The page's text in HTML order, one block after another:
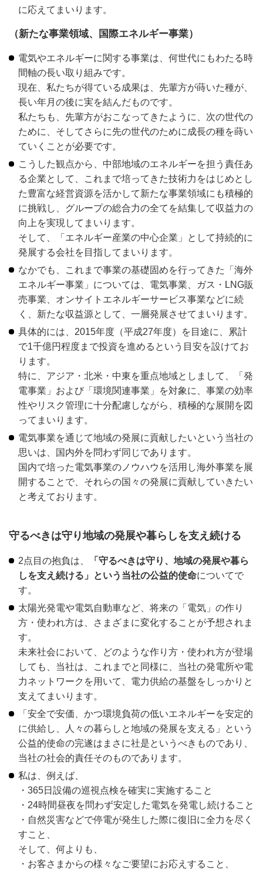
に応えてまいります。
（新たな事業領域、国際エネルギー事業）
電気やエネルギーに関する事業は、何世代にもわたる時
間軸の長い取り組みです。
現在、私たちが得ている成果は、先輩方が蒔いた種が、
長い年月の後に実を結んだものです。
私たちも、先輩方がおこなってきたように、次の世代の
ために、そしてさらに先の世代のために成長の種を蒔い
ていくことが必要です。
こうした観点から、中部地域のエネルギーを担う責任あ
る企業として、これまで培ってきた技術力をはじめとし
た豊富な経営資源を活かして新たな事業領域にも積極的
に挑戦し、グループの総合力の全てを結集して収益力の
向上を実現してまいります。
そして、「エネルギー産業の中心企業」として持続的に
発展する会社を目指してまいります。
なかでも、これまで事業の基礎固めを行ってきた「海外
エネルギー事業」については、電気事業、ガス・LNG販
売事業、オンサイトエネルギーサービス事業などに続
く、新たな収益源として、一層発展させてまいります。
具体的には、2015年度（平成27年度）を目途に、累計
で1千億円程度まで投資を進めるという目安を設けてお
ります。
特に、アジア・北米・中東を重点地域としまして、「発
電事業」および「環境関連事業」を対象に、事業の効率
性やリスク管理に十分配慮しながら、積極的な展開を図
ってまいります。
電気事業を通じて地域の発展に貢献したいという当社の
思いは、国内外を問わず同じであります。
国内で培った電気事業のノウハウを活用し海外事業を展
開することで、それらの国々の発展に貢献していきたい
と考えております。
守るべきは守り地域の発展や暮らしを支え続ける
2点目の抱負は、
「守るべきは守り、地域の発展や暮ら
しを支え続ける」という当社の公益的使命についてで
す。
太陽光発電や電気自動車など、将来の「電気」の作り
方・使われ方は、さまざまに変化することが予想されま
す。
未来社会において、どのような作り方・使われ方が登場
しても、当社は、これまでと同様に、当社の発電所や電
力ネットワークを用いて、電力供給の基盤をしっかりと
支えてまいります。
「安全で安価、かつ環境負荷の低いエネルギーを安定的
に供給し、人々の暮らしと地域の発展を支える」という
公益的使命の完遂はまさに社是というべきものであり、
当社の社会的責任そのものであります。
私は、例えば、
・365日設備の巡視点検を確実に実施すること
・24時間昼夜を問わず安定した電気を発電し続けること
・自然災害などで停電が発生した際に復旧に全力を尽く
すこと、
そして、何よりも、
・お客さまからの様々なご要望にお応えすること、